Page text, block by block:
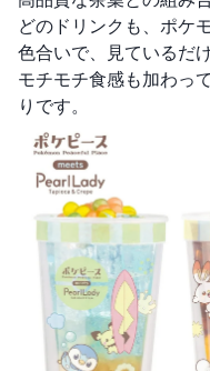
どのドリンクも、ポケ
色合いで、見ているだ
モチモチ食感も加わっ
りです。